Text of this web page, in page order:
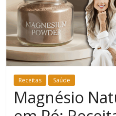
Estar
Receitas Saúde
Magnésio